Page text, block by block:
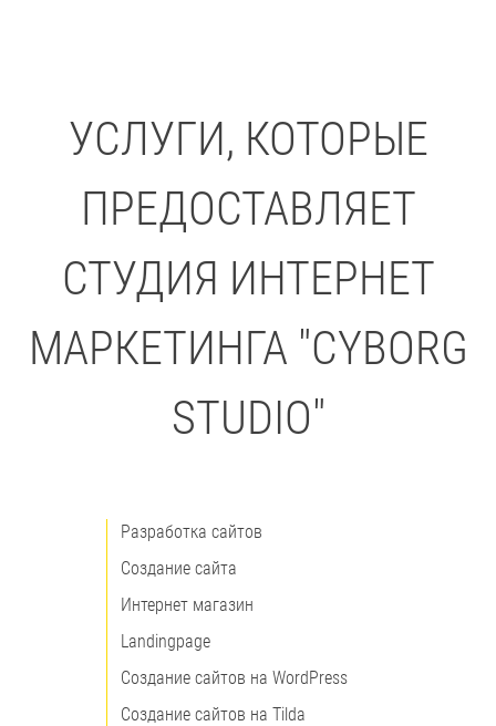
УСЛУГИ, КОТОРЫЕ
ПРЕДОСТАВЛЯЕТ
СТУДИЯ ИНТЕРНЕТ
МАРКЕТИНГА "CYBORG
STUDIO"
Разработка сайтов
Создание сайта
Интернет магазин
Landingpage
Создание сайтов на WordPress
Создание сайтов на Tilda